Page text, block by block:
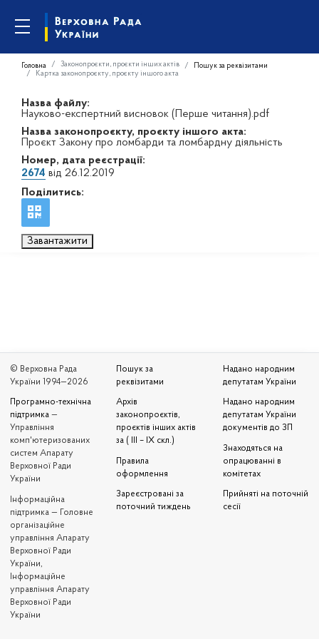
Головна Законопроєкти, проєкти інших актів
Пошук за реквізитами
Картка законопроєкту, проєкту іншого акта
Назва файлу:
Науково-експертний висновок (Перше читання).pdf
Назва законопроєкту, проєкту іншого акта:
Проєкт Закону про ломбарди та ломбардну діяльність
Номер, дата реєстрації:
2674 від 26.12.2019
Поділитись:
Завантажити
© Верховна Рада
України 1994—2026
Програмно-технічна
підтримка —
Управління
комп'ютеризованих
систем Апарату
Верховної Ради
України
Iнформаційна
підтримка — Головне
організаційне
управління Апарату
Верховної Ради
України,
Інформаційне
управління Апарату
Верховної Ради
України
Пошук за
реквізитами
Архів
законопроєктів,
проєктів інших актів
за ( III – IX скл.)
Правила
оформлення
Зареєстровані за
поточний тиждень
Надано народним
депутатам України
Надано народним
депутатам України
документів до ЗП
Знаходяться на
опрацюванні в
комітетах
Прийняті на поточній
сесії